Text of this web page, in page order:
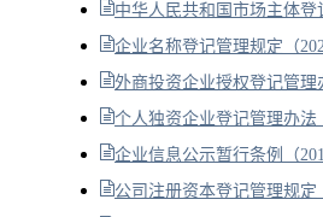
中华人民共和国市场主体登
企业名称登记管理规定（
外商投资企业授权登记管理
个人独资企业登记管理办法
企业信息公示暂行条例（
公司注册资本登记管理规定